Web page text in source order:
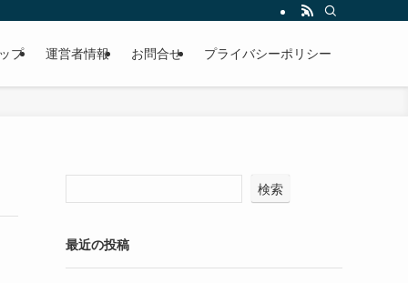
プ 運営者情報 お問合せ プライバシーポリシー
検索
最近の投稿